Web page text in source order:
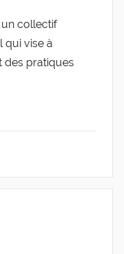
un collectif
qui vise à
des pratiques